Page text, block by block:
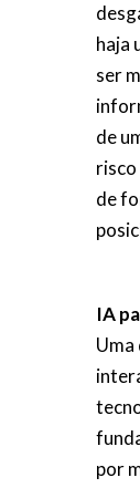
haja
ser
de
de
IA
Uma
por